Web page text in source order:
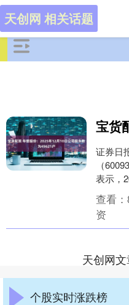
天创网 相关话题
证券日
（
表示，
49621
查看：
资
天创网
个股实时涨跌榜